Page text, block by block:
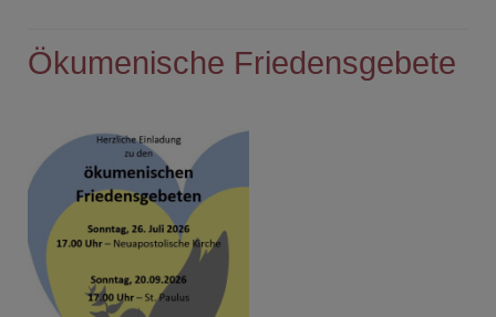
Ökumenische Friedensgebete